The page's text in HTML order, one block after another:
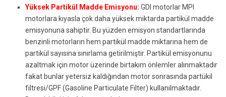
Yüksek Partikül Madde Emisyonu: GDI motorlar MPI
motorlara kıyasla çok daha yüksek miktarda partikül madde
emisyonuna sahiptir. Bu yüzden emisyon standartlarında
benzinli motorların hem partikül madde miktarına hem de
partikül sayısına sınırlama getirilmiştir. Partikül emisyonunu
azaltmak için motor üzerinde birtakım önlemler alınmaktadır
fakat bunlar yetersiz kaldığından motor sonrasında partükil
filtresi/GPF (Gasoline Particulate Filter) kullanılmaktadır.